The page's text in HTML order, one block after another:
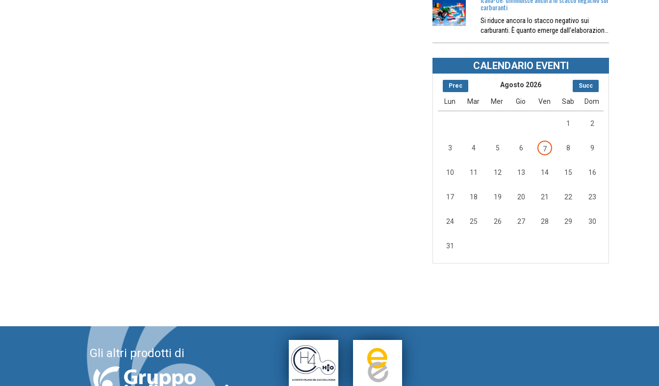
carburanti
Si riduce ancora lo stacco negativo sui
carburanti. È quanto emerge dall’elaborazion…
CALENDARIO EVENTI
Prec Succ
Agosto 2026
Lun Mar Mer Gio Ven Sab Dom
1 2
3 4 5 6 7 8 9
10 11 12 13 14 15 16
17 18 19 20 21 22 23
24 25 26 27 28 29 30
31
Gli altri prodotti di